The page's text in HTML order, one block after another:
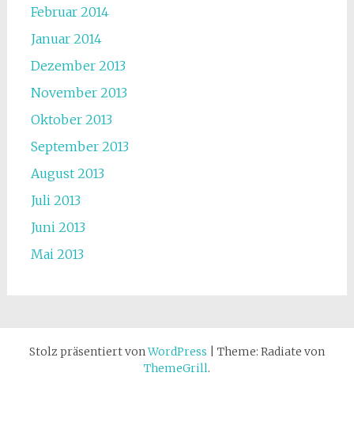
Februar 2014
Januar 2014
Dezember 2013
November 2013
Oktober 2013
September 2013
August 2013
Juli 2013
Juni 2013
Mai 2013
Stolz präsentiert vonWordPress
Theme: Radiate von
ThemeGrill.